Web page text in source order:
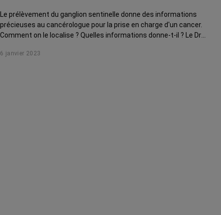
Le prélèvement du ganglion sentinelle donne des informations
précieuses au cancérologue pour la prise en charge d'un cancer.
Comment on le localise ? Quelles informations donne-t-il ? Le Dr
6 janvier 2023